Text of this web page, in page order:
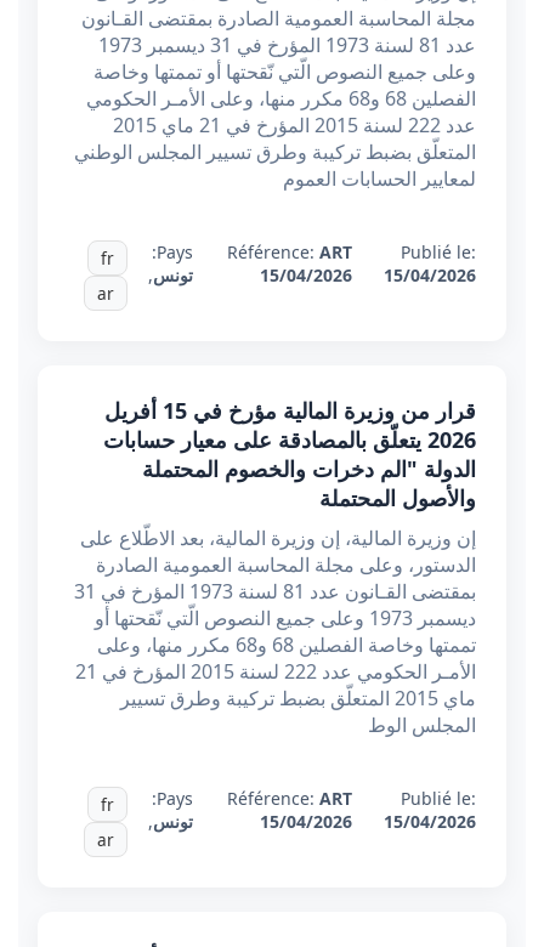
مجلة المحاسبة العمومية الصادرة بمقتضى القـانون
عدد 81 لسنة 1973 المؤرخ في 31 ديسمبر 1973
وعلى جميع النصوص الّتي نّقحتها أو تممتها وخاصة
الفصلين 68 و68 مكرر منها، وعلى الأمـر الحكومي
عدد 222 لسنة 2015 المؤرخ في 21 ماي 2015
المتعلّق بضبط تركيبة وطرق تسيير المجلس الوطني
لمعايير الحسابات العموم
Publié le:
15/04/2026
Référence:ART
15/04/2026
Pays:
تونس,
fr
ar
قرار من وزيرة المالية مؤرخ في 15 أفريل
2026 يتعلّق بالمصادقة على معيار حسابات
الدولة "الم دخرات والخصوم المحتملة
والأصول المحتملة
إن وزيرة المالية، إن وزيرة المالية، بعد الاطّلاع على
الدستور، وعلى مجلة المحاسبة العمومية الصادرة
بمقتضى القـانون عدد 81 لسنة 1973 المؤرخ في 31
ديسمبر 1973 وعلى جميع النصوص الّتي نّقحتها أو
تممتها وخاصة الفصلين 68 و68 مكرر منها، وعلى
الأمـر الحكومي عدد 222 لسنة 2015 المؤرخ في 21
ماي 2015 المتعلّق بضبط تركيبة وطرق تسيير
المجلس الوط
Publié le:
15/04/2026
Référence:ART
15/04/2026
Pays:
تونس,
fr
ar